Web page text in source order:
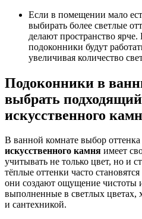
Если в помещении мало
выбирать более светлые
делают пространство
подоконники будут
увеличивая количество
Подоконники в
выбрать
искусственного
В ванной комнате выбор оттенка
искусственного камня имеет
учитывать не только цвет, но и
тёплые оттенки часто
они создают ощущение чистоты
выполненные в светлых цветах,
и сантехникой.